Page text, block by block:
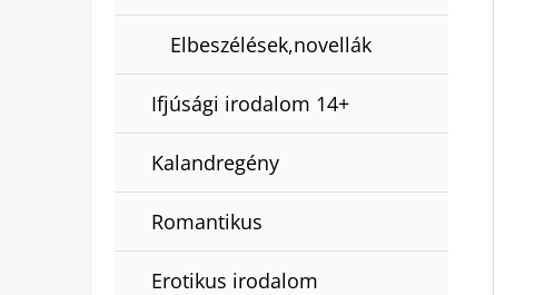
Elbeszélések,novellák
Ifjúsági irodalom 14+
Kalandregény
Romantikus
Erotikus irodalom